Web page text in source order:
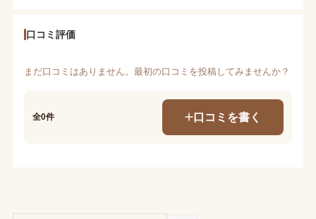
口コミ評価
まだ口コミはありません。最初の口コミを投稿してみませんか？
全0件 口コミを書く